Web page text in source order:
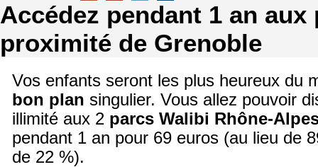
Accédez pendant 1 an aux
proximité de Grenoble
Vos enfants seront les plus heureux du
bon plan singulier. Vous allez pouvoir
illimité aux 2 parcs Walibi Rhône-
pendant 1 an pour 69 euros (au lieu de
de 22 %).